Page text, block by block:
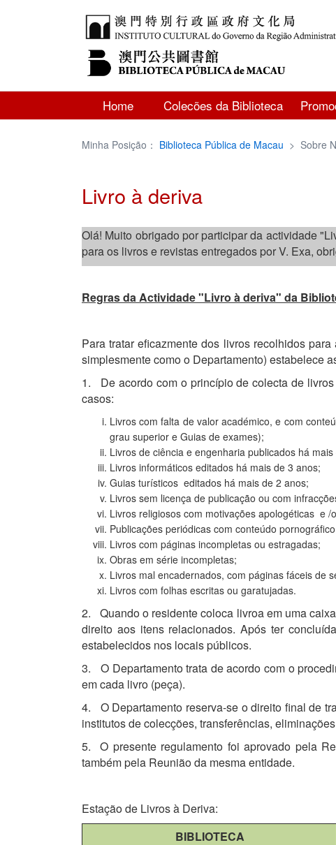
Home Colecões da Biblioteca
Minha Posição： Biblioteca Pública de Macau > Sobre
Livro à deriva
Olá! Muito obrigado por participar da actividade
para os livros e revistas entregados por V. Exa,
Regras da Actividade "Livro à deriva" da
Para tratar eficazmente dos livros recolhidos
simplesmente como o Departamento) estabelece
1. De acordo com o princípio de colecta de
casos:
Livros com falta de valor académico, e com
grau superior e Guias de exames);
Livros de ciência e engenharia publicados há
Livros informáticos editados há mais de 3 anos;
Guias turísticos editados há mais de 2 anos;
Livros sem licença de publicação ou com
Livros religiosos com motivações apologéticas e /
Publicações periódicas com conteúdo
Livros com páginas incompletas ou estragadas;
Obras em série incompletas;
Livros mal encadernados, com páginas fáceis de
Livros com folhas escritas ou garatujadas.
2. Quando o residente coloca livroa em uma
direito aos itens relacionados. Após ter
estabelecidos nos locais públicos.
3. O Departamento trata de acordo com o
em cada livro (peça).
4. O Departamento reserva-se o direito final de
institutos de colecções, transferências,
5. O presente regulamento foi aprovado pela
também pela Reunião da mesma entidade.
Estação de Livros à Deriva:
BIBLIOTECA